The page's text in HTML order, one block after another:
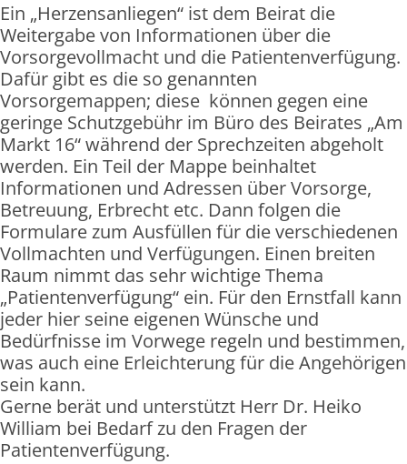
Ein „Herzensanliegen“ ist dem Beirat die
Weitergabe von Informationen über die
Vorsorgevollmacht und die Patientenverfügung.
Dafür gibt es die so genannten
Vorsorgemappen; diese können gegen eine
geringe Schutzgebühr im Büro des Beirates „Am
Markt 16“ während der Sprechzeiten abgeholt
werden. Ein Teil der Mappe beinhaltet
Informationen und Adressen über Vorsorge,
Betreuung, Erbrecht etc. Dann folgen die
Formulare zum Ausfüllen für die verschiedenen
Vollmachten und Verfügungen. Einen breiten
Raum nimmt das sehr wichtige Thema
„Patientenverfügung“ ein. Für den Ernstfall kann
jeder hier seine eigenen Wünsche und
Bedürfnisse im Vorwege regeln und bestimmen,
was auch eine Erleichterung für die Angehörigen
sein kann.
Gerne berät und unterstützt Herr Dr. Heiko
William bei Bedarf zu den Fragen der
Patientenverfügung.